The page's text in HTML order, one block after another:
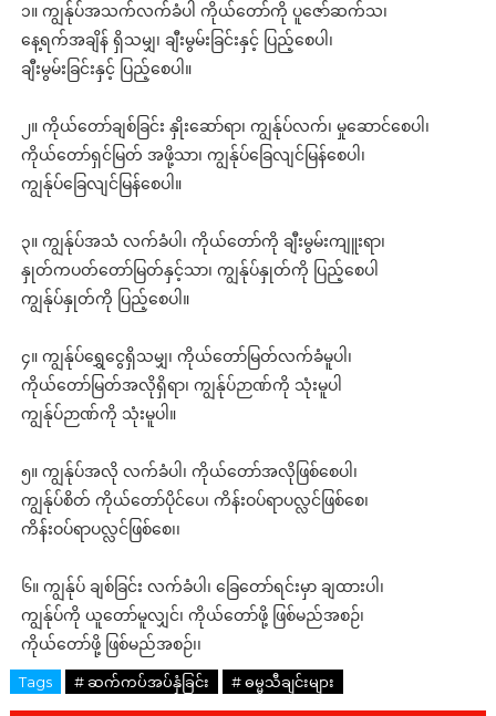
၁။ ကျွန်ုပ်အသက်လက်ခံပါ ကိုယ်တော်ကို ပူဇော်ဆက်သ၊
နေ့ရက်အချိန် ရှိသမျှ၊ ချီးမွမ်းခြင်းနှင့် ပြည့်စေပါ၊
ချီးမွမ်းခြင်းနှင့် ပြည့်စေပါ။
၂။ ကိုယ်တော်ချစ်ခြင်း နှိုးဆော်ရာ၊ ကျွန်ုပ်လက်၊ မှုဆောင်စေပါ၊
ကိုယ်တော်ရှင်မြတ် အဖို့သာ၊ ကျွန်ုပ်ခြေလျင်မြန်စေပါ၊
ကျွန်ုပ်ခြေလျင်မြန်စေပါ။
၃။ ကျွန်ုပ်အသံ လက်ခံပါ၊ ကိုယ်တော်ကို ချီးမွမ်းကျူးရာ၊
နှုတ်ကပတ်တော်မြတ်နှင့်သာ၊ ကျွန်ုပ်နှုတ်ကို ပြည့်စေပါ
ကျွန်ုပ်နှုတ်ကို ပြည့်စေပါ။
၄။ ကျွန်ုပ်ရွှေငွေရှိသမျှ၊ ကိုယ်တော်မြတ်လက်ခံမူပါ၊
ကိုယ်တော်မြတ်အလိုရှိရာ၊ ကျွန်ုပ်ဉာဏ်ကို သုံးမူပါ
ကျွန်ုပ်ဉာဏ်ကို သုံးမူပါ။
၅။ ကျွန်ုပ်အလို လက်ခံပါ၊ ကိုယ်တော်အလိုဖြစ်စေပါ၊
ကျွန်ုပ်စိတ် ကိုယ်တော်ပိုင်ပေ၊ ကိန်းဝပ်ရာပလ္လင်ဖြစ်စေ၊
ကိန်းဝပ်ရာပလ္လင်ဖြစ်စေ၊၊
၆။ ကျွန်ုပ် ချစ်ခြင်း လက်ခံပါ၊ ခြေတော်ရင်းမှာ ချထားပါ၊
ကျွန်ုပ်ကို ယူတော်မူလျှင်၊ ကိုယ်တော်ဖို့ ဖြစ်မည်အစဉ်၊
ကိုယ်တော်ဖို့ ဖြစ်မည်အစဉ်၊၊
Tags # ဆက်ကပ်အပ်နှံခြင်း # ဓမ္မသီချင်းများ